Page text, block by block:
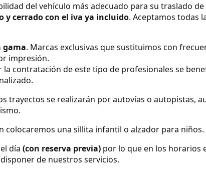
del vehículo más adecuado para su traslado
y cerrado con el iva ya incluido. Aceptamos todas
gama. Marcas exclusivas que sustituimos con
impresión.
la contratación de este tipo de profesionales se
trayectos se realizarán por autovías o autopistas,
colocaremos una sillita infantil o alzador para niños.
día (con reserva previa) por lo que en los horarios
de nuestros servicios.